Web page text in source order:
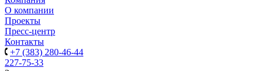
О компании
Проекты
Пресс-центр
Контакты
+7 (383) 280-46-44
227-75-33